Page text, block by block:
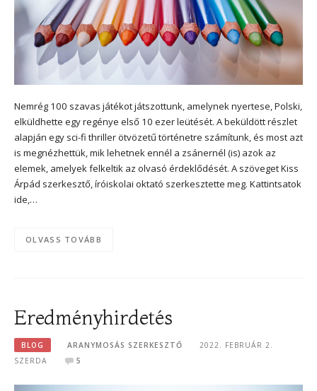
Nemrég 100 szavas játékot játszottunk, amelynek nyertese, Polski,
elküldhette egy regénye első 10 ezer leütését. A beküldött részlet
alapján egy sci-fi thriller ötvözetű történetre számítunk, és most azt
is megnézhettük, mik lehetnek ennél a zsánernél (is) azok az
elemek, amelyek felkeltik az olvasó érdeklődését. A szöveget Kiss
Árpád szerkesztő, íróiskolai oktató szerkesztette meg. Kattintsatok
ide,…
OLVASS TOVÁBB
Eredményhirdetés
BLOG ARANYMOSÁS SZERKESZTŐ
2022. FEBRUÁR 2.
SZERDA
5